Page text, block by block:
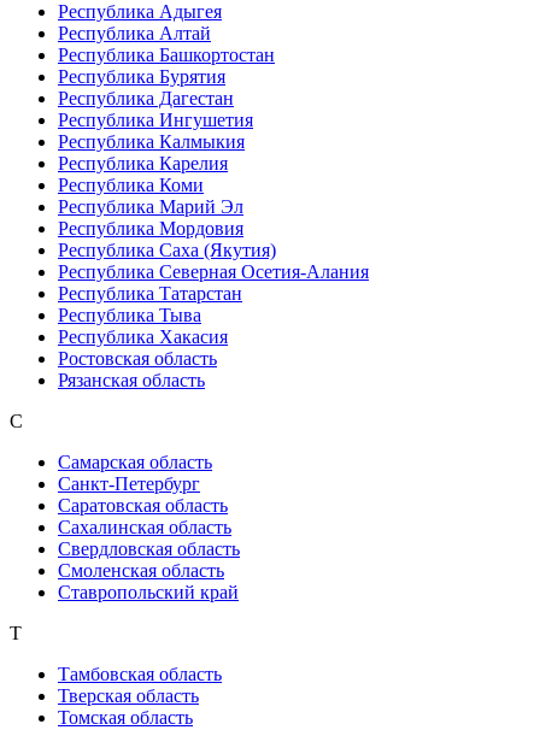
Республика Адыгея
Республика Алтай
Республика Башкортостан
Республика Бурятия
Республика Дагестан
Республика Ингушетия
Республика Калмыкия
Республика Карелия
Республика Коми
Республика Марий Эл
Республика Мордовия
Республика Саха (Якутия)
Республика Северная Осетия-Алания
Республика Татарстан
Республика Тыва
Республика Хакасия
Ростовская область
Рязанская область
С
Самарская область
Санкт-Петербург
Саратовская область
Сахалинская область
Свердловская область
Смоленская область
Ставропольский край
Т
Тамбовская область
Тверская область
Томская область